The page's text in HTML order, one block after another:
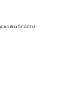
области